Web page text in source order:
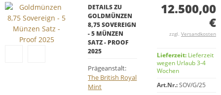
DETAILS ZU
GOLDMÜNZEN
8,75 SOVEREIGN
- 5 MÜNZEN
SATZ - PROOF
2025
Prägeanstalt:
The British Royal
Mint
12.500,00
€
zzgl. Versandkosten
Lieferzeit: Lieferzeit
wegen Urlaub 3-4
Wochen
Art.Nr.:SOV/G/25